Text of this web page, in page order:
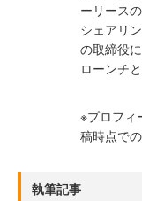
ーリース
シェアリ
の取締役
ローンチ
※プロフィ
稿時点で
執筆記事